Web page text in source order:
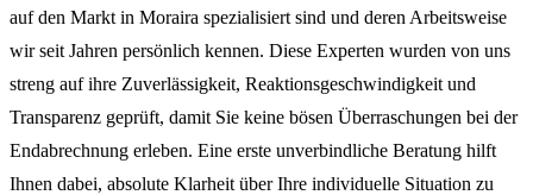
auf den Markt in Moraira spezialisiert sind und deren Arbeitsweise
wir seit Jahren persönlich kennen. Diese Experten wurden von uns
streng auf ihre Zuverlässigkeit, Reaktionsgeschwindigkeit und
Transparenz geprüft, damit Sie keine bösen Überraschungen bei der
Endabrechnung erleben. Eine erste unverbindliche Beratung hilft
Ihnen dabei, absolute Klarheit über Ihre individuelle Situation zu